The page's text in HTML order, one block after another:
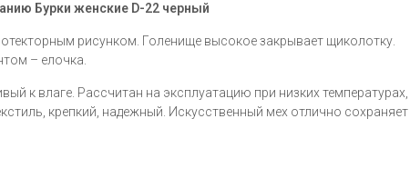
Бурки женские D-22 черный​
рисунком. Голенище высокое закрывает щиколотку.
– елочка.
к влаге. Рассчитан на эксплуатацию при низких температурах,
крепкий, надежный. Искусственный мех отлично сохраняет